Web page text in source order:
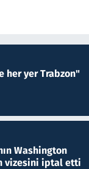
her yer Trabzon"
Washington
vizesini iptal etti